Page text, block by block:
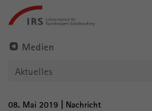
Gehe
direkt
zu:
Leibniz-
Institut
für
Sozialforschung
Medien
Aktuelles
08. Mai 2019 | Nachricht